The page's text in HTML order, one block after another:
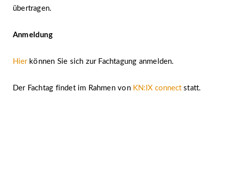
übertragen.
Anmeldung
Hierkönnen Sie sich zur Fachtagung anmelden.
Der Fachtag findet im Rahmen von KN:IX connectstatt.